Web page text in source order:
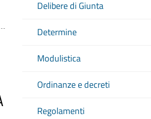
Delibere di Giunta
Determine
Modulistica
Ordinanze e decreti
Regolamenti